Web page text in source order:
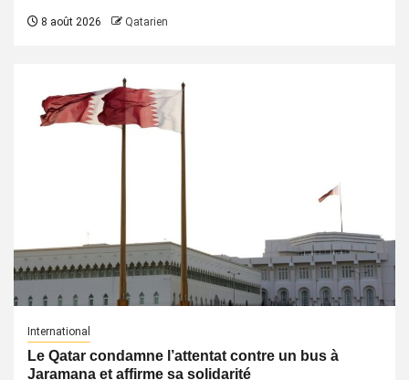
8 août 2026 Qatarien
International
Le Qatar condamne l’attentat contre un bus à
Jaramana et affirme sa solidarité